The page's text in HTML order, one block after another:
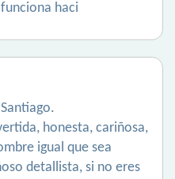
haci
honesta, cariñosa,
igual que sea
detallista, si no eres